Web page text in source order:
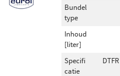
Bundel
type
Inhoud
[liter]
Specifi
catie